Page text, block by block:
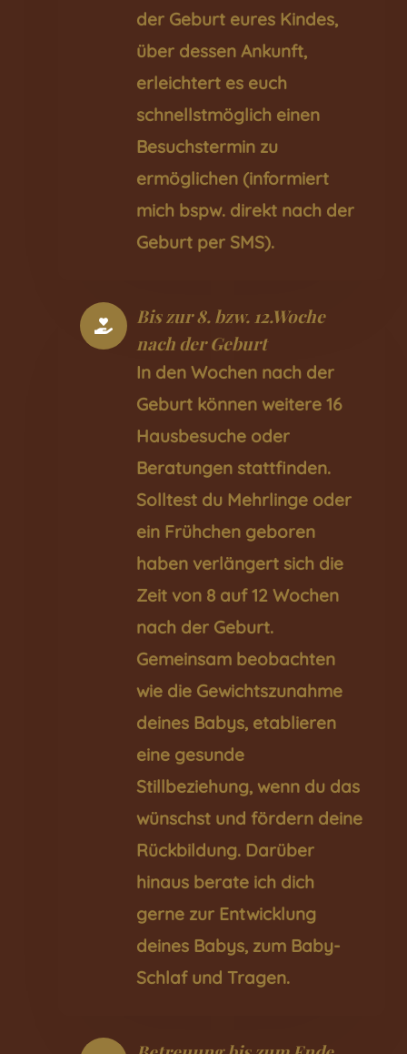
der Geburt eures Kindes,
über dessen Ankunft,
erleichtert es euch
schnellstmöglich einen
Besuchstermin zu
ermöglichen (informiert
mich bspw. direkt nach der
Geburt per SMS).
Bis zur 8. bzw. 12.Woche
nach der Geburt
In den Wochen nach der
Geburt können weitere 16
Hausbesuche oder
Beratungen stattfinden.
Solltest du Mehrlinge oder
ein Frühchen geboren
haben verlängert sich die
Zeit von 8 auf 12 Wochen
nach der Geburt.
Gemeinsam beobachten
wie die Gewichtszunahme
deines Babys, etablieren
eine gesunde
Stillbeziehung, wenn du das
wünschst und fördern deine
Rückbildung. Darüber
hinaus berate ich dich
gerne zur Entwicklung
deines Babys, zum Baby-
Schlaf und Tragen.